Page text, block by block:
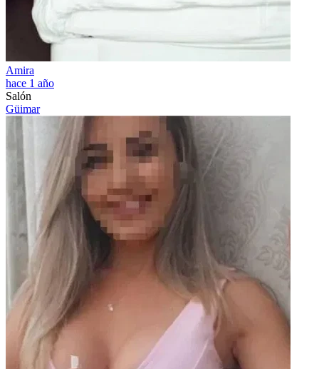
Amira
hace 1 año
Salón
Güimar